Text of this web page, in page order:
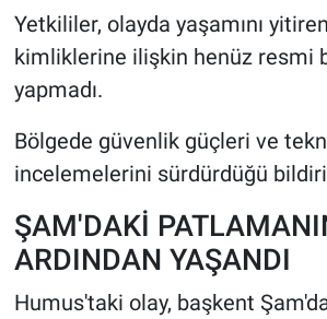
Yetkililer, olayda yaşamını
kimliklerine ilişkin henüz resmi
yapmadı.
Bölgede güvenlik güçleri ve
incelemelerini sürdürdüğü
ŞAM'DAKİ
ARDINDAN YAŞANDI
Humus'taki olay, başkent